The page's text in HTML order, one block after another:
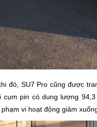
đó, SU7 Pro cũng được
cụm pin có dung lượng
vi hoạt động giảm